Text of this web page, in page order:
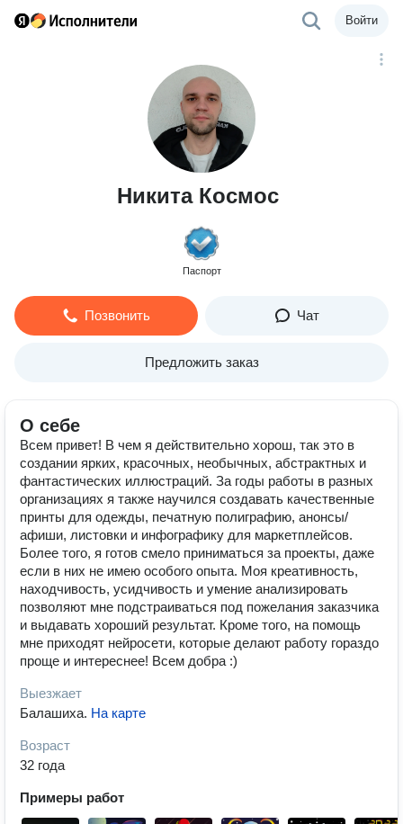
Войти
Никита Космос
Паспорт
Позвонить Чат
Предложить заказ
О себе
Всем привет! В чем я действительно хорош, так это в
создании ярких, красочных, необычных, абстрактных и
фантастических иллюстраций. За годы работы в разных
организациях я также научился создавать качественные
принты для одежды, печатную полиграфию, анонсы/
афиши, листовки и инфографику для маркетплейсов.
Более того, я готов смело приниматься за проекты, даже
если в них не имею особого опыта. Моя креативность,
находчивость, усидчивость и умение анализировать
позволяют мне подстраиваться под пожелания заказчика
и выдавать хороший результат. Кроме того, на помощь
мне приходят нейросети, которые делают работу гораздо
проще и интереснее! Всем добра :)
Выезжает
Балашиха. На карте
Возраст
32 года
Примеры работ